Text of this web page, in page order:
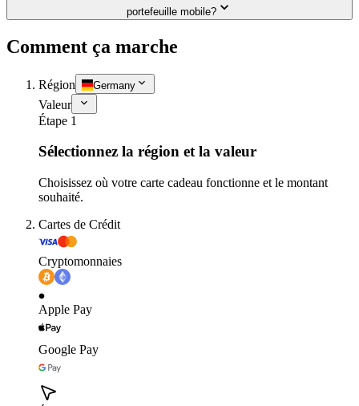
portefeuille mobile?
Comment ça marche
Région Germany
Valeur
Étape 1
Sélectionnez la région et la valeur
Choisissez où votre carte cadeau fonctionne et le montant
souhaité.
Cartes de Crédit
Cryptomonnaies
Apple Pay
Google Pay